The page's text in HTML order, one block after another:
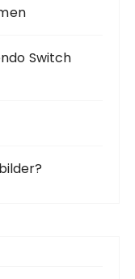
Switch